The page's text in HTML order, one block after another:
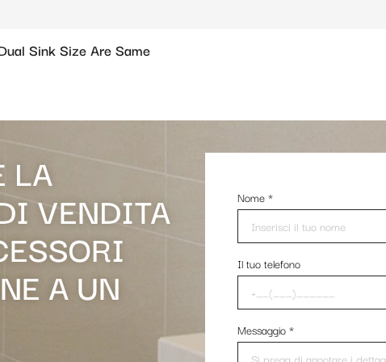
Sink Size Are Same
LA
VENDITA
A UN
Nome*
Il tuo telefono
Messaggio*